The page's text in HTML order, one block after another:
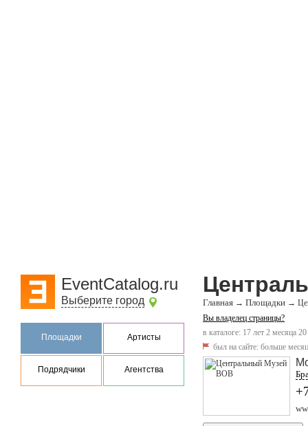
EventCatalog.ru
Выберите город
Площадки Артисты
Подрядчики Агентства
Главная → Площадки →
Вы владелец страницы?
в каталоге: 17 лет 2 месяца
был на сайте: больше